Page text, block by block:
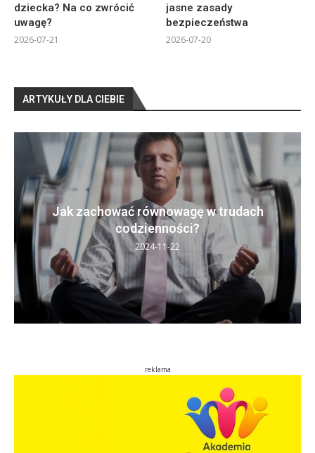
dziecka? Na co zwrócić
uwagę?
2026-07-21
jasne zasady
bezpieczeństwa
2026-07-20
ARTYKUŁY DLA CIEBIE
Jak zachować równowagę w trudach
codzienności?
2024-11-22
reklama